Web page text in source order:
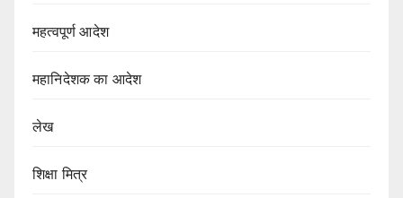
महत्वपूर्ण आदेश
महानिदेशक का आदेश
लेख
शिक्षा मित्र